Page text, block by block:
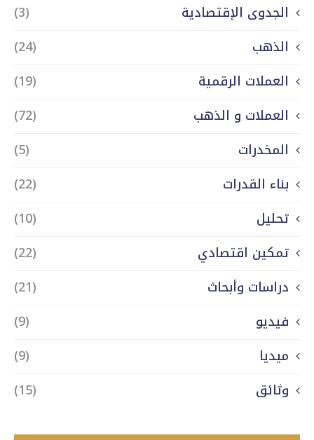
الجدوى الإقتصادية
(3)
الذهب
(24)
العملات الرقمية
(19)
العملات و الذهب
(72)
المخدرات
(5)
بناء القدرات
(22)
تحليل
(10)
تمكين اقتصادي
(22)
دراسات وأبحاث
(21)
فيديو
(9)
ميديا
(9)
وثائق
(15)